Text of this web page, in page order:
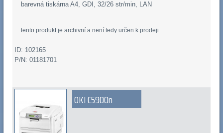
barevná tiskárna A4, GDI, 32/26 str/min, LAN
tento produkt je archivní a není tedy určen k prodeji
ID: 102165
P/N: 01181701
OKI C5900n